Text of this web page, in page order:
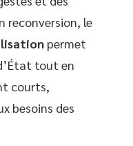
reconversion, le
permet
tout en
courts,
besoins des